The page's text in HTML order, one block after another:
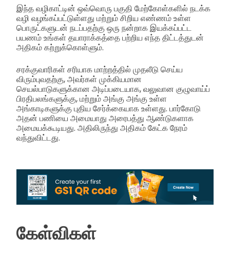
இந்த வழிகாட்டின் ஒவ்வொரு பகுதி மேற்கோள்களில் நடக்க
வழி வழங்கப்பட்டுள்ளது மற்றும் சிறிய எண்ணம் உள்ள
பொருட்களுடன் நடப்பதற்கு ஒரு நன்றாக இயக்கப்பட்ட
பயணம் உங்கள் தயாராக்கத்தை பற்றிய எந்த திட்டத்துடன்
அதிகம் கற்றுக்கொள்ளும்.
சரக்குவாரிகள் சரியாக மாற்றத்தில் முதலீடு செய்ய
விரும்புவதற்கு, அவர்கள் முக்கியமான
செயல்பாடுகளுக்கான அடிப்படையாக, வலுவான குழுவாய்ப்
பிரதிபலங்களுக்கு, மற்றும் அங்கு அங்கு உள்ள
அங்காடிகளுக்கு புதிய சேர்க்கையாக உள்ளது. பார்கோடு
அதன் பணியை அமையாது அரைபத்து ஆண்டுகளாக
அமையக்கூடியது. அதிலிருந்து அதிகம் கேட்க நேரம்
வந்துவிட்டது.
கேள்விகள்